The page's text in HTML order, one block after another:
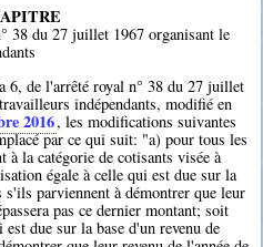
38 du 27 juillet 1967 organisant le
6, de l'arrêté royal n° 38 du 27 juillet
indépendants, modifié en
2016, les modifications suivantes
par ce qui suit: "a) pour tous les
à la catégorie de cotisants visée à
égale à celle qui est due sur la
s'ils parviennent à démontrer que leur
pas ce dernier montant; soit
due sur la base d'un revenu de